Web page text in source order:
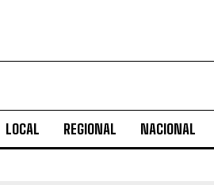
LOCAL REGIONAL NACIONAL